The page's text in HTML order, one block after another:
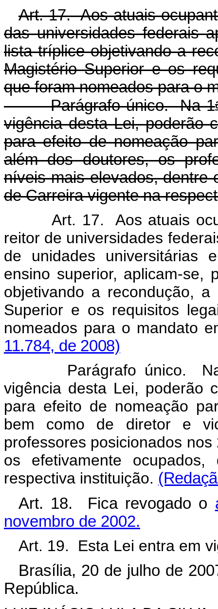
Art. 17. Aos atuais
das universidades federais
lista tríplice objetivando a
Magistério Superior e os
que foram nomeados para o
Parágrafo único. Na 1
vigência desta Lei, poderão
para efeito de nomeação
além dos doutores, os
níveis mais elevados, dentre
de Carreira vigente na
Art. 17. Aos atuais
reitor de universidades
de unidades universitárias
ensino superior, aplicam-se,
objetivando a recondução,
Superior e os requisitos
nomeados para o mandato
11.784, de 2008)
Parágrafo único. Na
vigência desta Lei, poderão
para efeito de nomeação
bem como de diretor e
professores posicionados
os efetivamente
respectiva instituição.
Art. 18. Fica revogado o
novembro de 2002.
Art. 19. Esta Lei entra em
Brasília, 20 de julho de
República.